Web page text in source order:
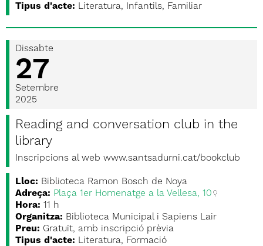
Tipus d'acte: Literatura, Infantils, Familiar
Dissabte
27
Setembre
2025
Reading and conversation club in the
library
Inscripcions al web www.santsadurni.cat/bookclub
Lloc: Biblioteca Ramon Bosch de Noya
Adreça: Plaça 1er Homenatge a la Vellesa, 10
Hora: 11 h
Organitza: Biblioteca Municipal i Sapiens Lair
Preu: Gratuït, amb inscripció prèvia
Tipus d'acte: Literatura, Formació